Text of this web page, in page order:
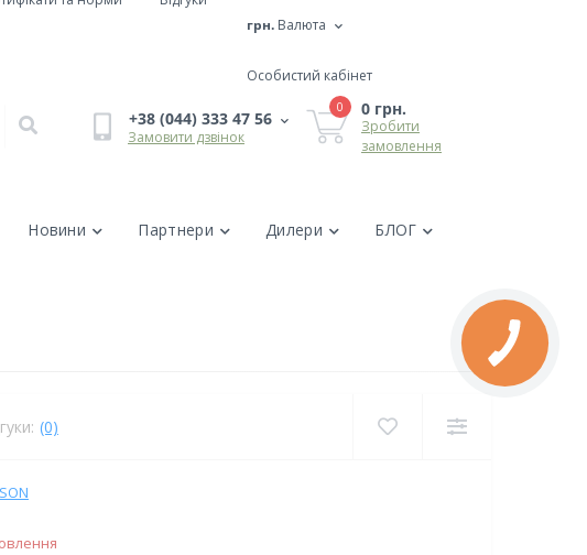
грн. Валюта
Особистий кабінет
+38 (044) 333 47 56
Замовити дзвінок
0 0 грн.
Зробити
замовлення
Новини Партнери Дилери БЛОГ
(0)